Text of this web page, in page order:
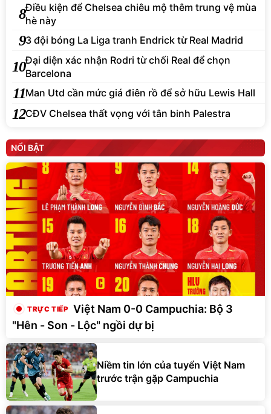
8Điều kiện để Chelsea chiêu mộ thêm trung vệ mùa
hè này
93 đội bóng La Liga tranh Endrick từ Real Madrid
10Đại diện xác nhận Rodri từ chối Real để chọn
Barcelona
11Man Utd cần mức giá điên rồ để sở hữu Lewis Hall
12CĐV Chelsea thất vọng với tân binh Palestra
NỔI BẬT
Việt Nam 0-0 Campuchia: Bộ 3
"Hên - Son - Lộc" ngồi dự bị
Niềm tin lớn của tuyển Việt Nam
trước trận gặp Campuchia